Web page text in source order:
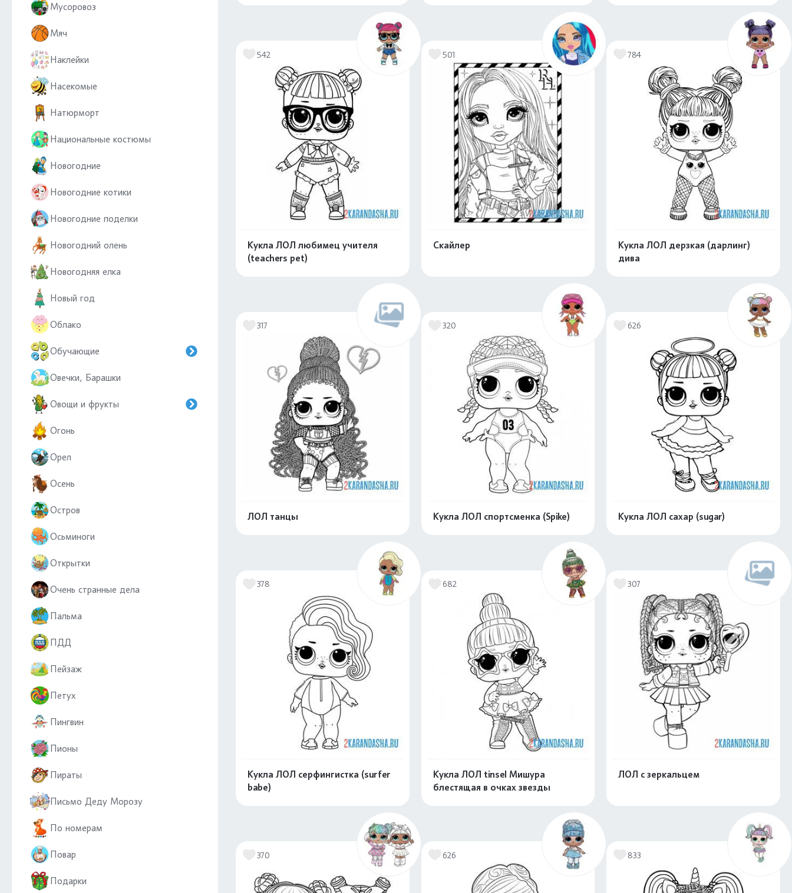
Мусоровоз
Мяч
Наклейки
Насекомые
Натюрморт
Национальные костюмы
Новогодние
Новогодние котики
Новогодние поделки
Новогодний олень
Новогодняя елка
Новый год
Облако
Обучающие
Овечки, Барашки
Овощи и фрукты
Огонь
Орел
Осень
Остров
Осьминоги
Открытки
Очень странные дела
Пальма
ПДД
Пейзаж
Петух
Пингвин
Пионы
Пираты
Письмо Деду Морозу
По номерам
Повар
Подарки
542
Кукла ЛОЛ любимец учителя
(teachers pet)
501
Скайлер
784
Кукла ЛОЛ дерзкая (дарлинг)
дива
317
ЛОЛ танцы
320
Кукла ЛОЛ спортсменка (Spike)
626
Кукла ЛОЛ сахар (sugar)
378
Кукла ЛОЛ серфингистка (surfer
babe)
Распечатать и скачать
682
Кукла ЛОЛ tinsel Мишура
блестящая в очках звезды
307
ЛОЛ с зеркальцем
370 626 833